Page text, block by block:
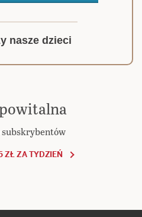
nasze dzieci
ZŁ ZA TYDZIEŃ